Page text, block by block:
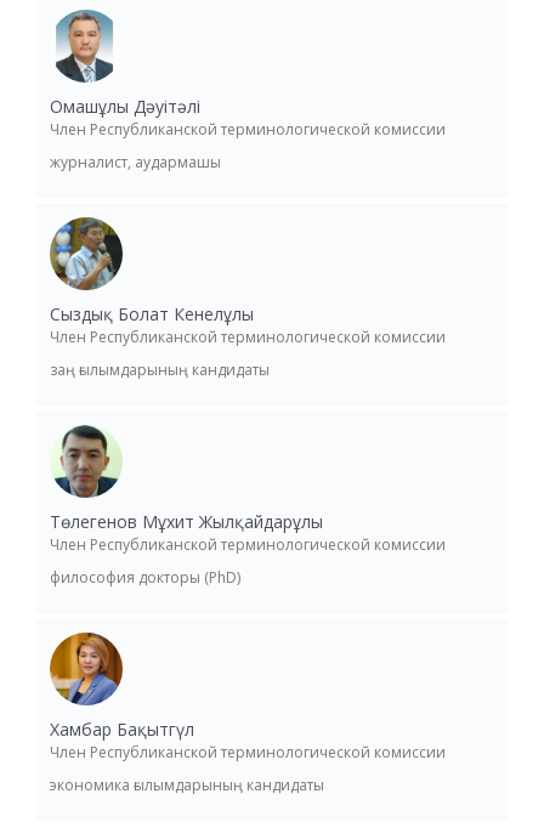
Омашұлы Дәуітәлі
Член Республиканской терминологической комиссии
журналист, аудармашы
Сыздық Болат Кенелұлы
Член Республиканской терминологической комиссии
заң ғылымдарының кандидаты
Төлегенов Мұхит Жылқайдарұлы
Член Республиканской терминологической комиссии
философия докторы (PhD)
Хамбар Бақытгүл
Член Республиканской терминологической комиссии
экономика ғылымдарының кандидаты